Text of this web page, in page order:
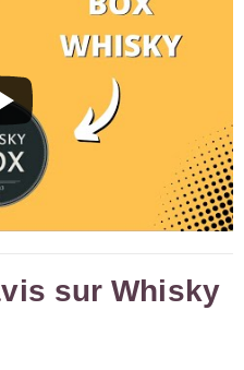
sur Whisky